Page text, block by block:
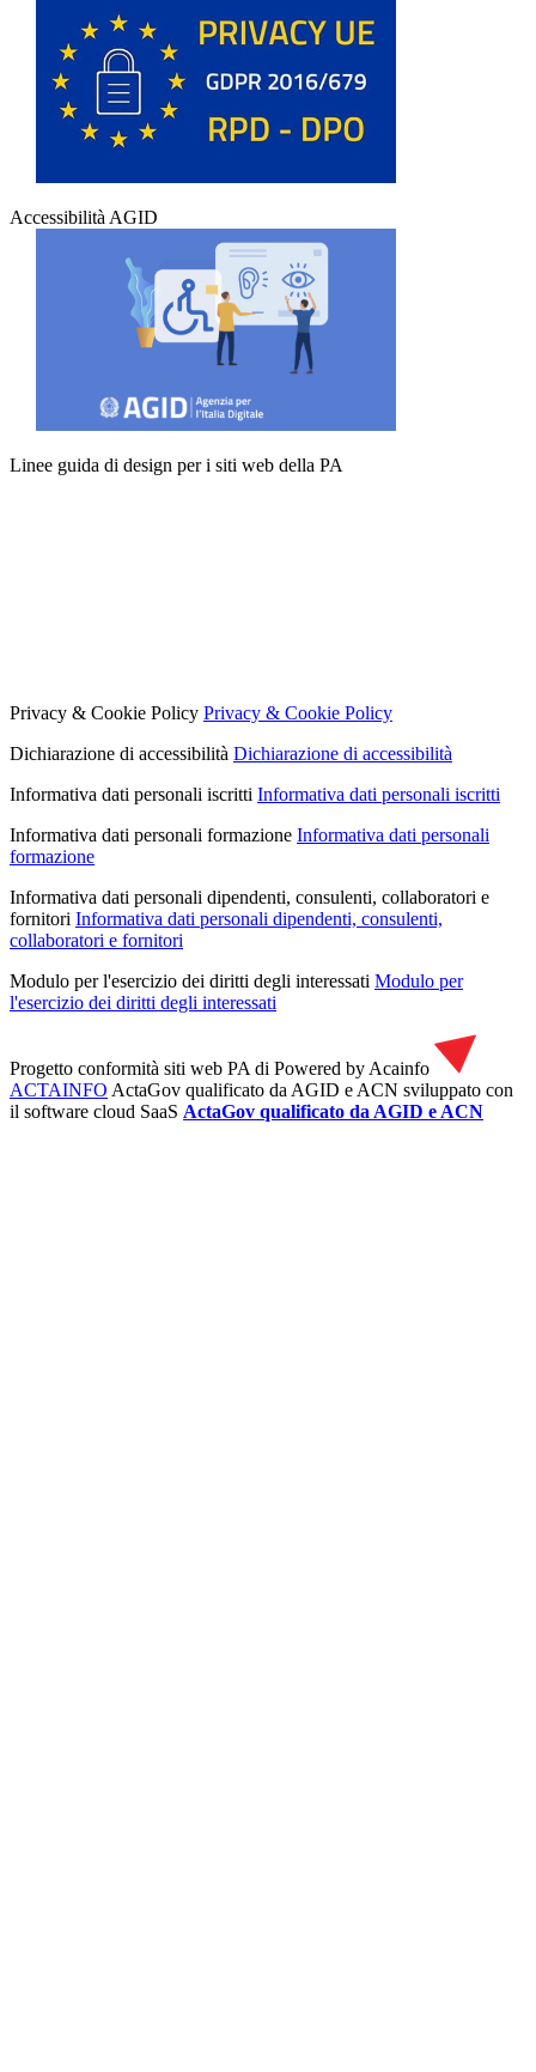
Accessibilità AGID
Linee guida di design per i siti web della PA
Privacy & Cookie Policy Privacy & Cookie Policy
Dichiarazione di accessibilità Dichiarazione di accessibilità
Informativa dati personali iscritti Informativa dati personali iscritti
Informativa dati personali formazione Informativa dati personali
formazione
Informativa dati personali dipendenti, consulenti, collaboratori e
fornitori Informativa dati personali dipendenti, consulenti,
collaboratori e fornitori
Modulo per l'esercizio dei diritti degli interessati Modulo per
l'esercizio dei diritti degli interessati
Progetto conformità siti web PA di Powered by Acainfo
ACTAINFO ActaGov qualificato da AGID e ACN sviluppato con
il software cloud SaaS ActaGov qualificato da AGID e ACN